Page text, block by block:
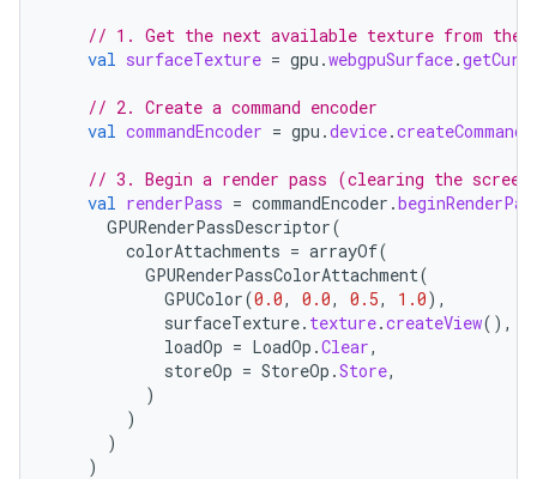
// 1. Get the next available texture from the
val surfaceTexture = gpu .webgpuSurface.
// 2. Create a command encoder
val commandEncoder = gpu .device.
// 3. Begin a render pass (clearing the
val renderPass = commandEncoder .
GPURenderPassDescriptor(
colorAttachments = arrayOf(
GPURenderPassColorAttachment(
GPUColor(0.0, 0.0, 0.5, 1.0),
surfaceTexture. texture.createView(),
loadOp = LoadOp .Clear,
storeOp = StoreOp .Store,
)
)
)
)